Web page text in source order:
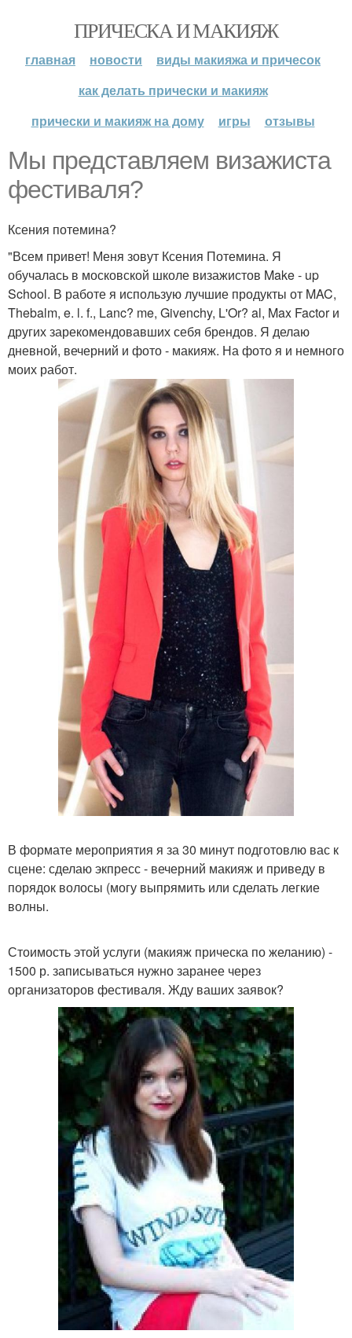
ПРИЧЕСКА И МАКИЯЖ
главная новости
виды макияжа и причесок
как делать прически и макияж
прически и макияж на дому
игры отзывы
Мы представляем визажиста
фестиваля?
Ксения потемина?
"Всем привет! Меня зовут Ксения Потемина. Я
обучалась в московской школе визажистов Make - up
School. В работе я использую лучшие продукты от MAC,
Thebalm, e. l. f., Lanc? me, Givenchy, L'Or? al, Max Factor и
других зарекомендовавших себя брендов. Я делаю
дневной, вечерний и фото - макияж. На фото я и немного
моих работ.
В формате мероприятия я за 30 минут подготовлю вас к
сцене: сделаю экпресс - вечерний макияж и приведу в
порядок волосы (могу выпрямить или сделать легкие
волны.
Стоимость этой услуги (макияж прическа по желанию) -
1500 р. записываться нужно заранее через
организаторов фестиваля. Жду ваших заявок?